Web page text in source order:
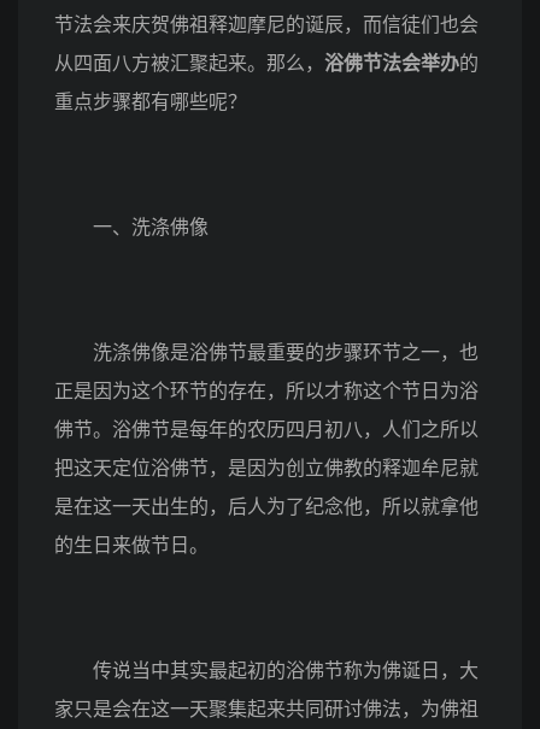
节法会来庆贺佛祖释迦摩尼的诞辰，而信徒们也会
从四面八方被汇聚起来。那么， 浴佛节法会举办的
重点步骤都有哪些呢？
一、洗涤佛像
洗涤佛像是浴佛节最重要的步骤环节之一，也
正是因为这个环节的存在，所以才称这个节日为浴
佛节。浴佛节是每年的农历四月初八，人们之所以
把这天定位浴佛节，是因为创立佛教的释迦牟尼就
是在这一天出生的，后人为了纪念他，所以就拿他
的生日来做节日。
传说当中其实最起初的浴佛节称为佛诞日，大
家只是会在这一天聚集起来共同研讨佛法，为佛祖